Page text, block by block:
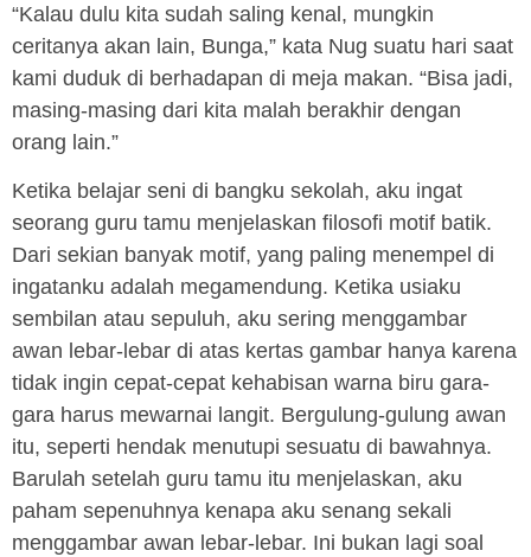
“Kalau dulu kita sudah saling kenal, mungkin
ceritanya akan lain, Bunga,” kata Nug suatu hari saat
kami duduk di berhadapan di meja makan. “Bisa jadi,
masing-masing dari kita malah berakhir dengan
orang lain.”
Ketika belajar seni di bangku sekolah, aku ingat
seorang guru tamu menjelaskan filosofi motif batik.
Dari sekian banyak motif, yang paling menempel di
ingatanku adalah megamendung. Ketika usiaku
sembilan atau sepuluh, aku sering menggambar
awan lebar-lebar di atas kertas gambar hanya karena
tidak ingin cepat-cepat kehabisan warna biru gara-
gara harus mewarnai langit. Bergulung-gulung awan
itu, seperti hendak menutupi sesuatu di bawahnya.
Barulah setelah guru tamu itu menjelaskan, aku
paham sepenuhnya kenapa aku senang sekali
menggambar awan lebar-lebar. Ini bukan lagi soal